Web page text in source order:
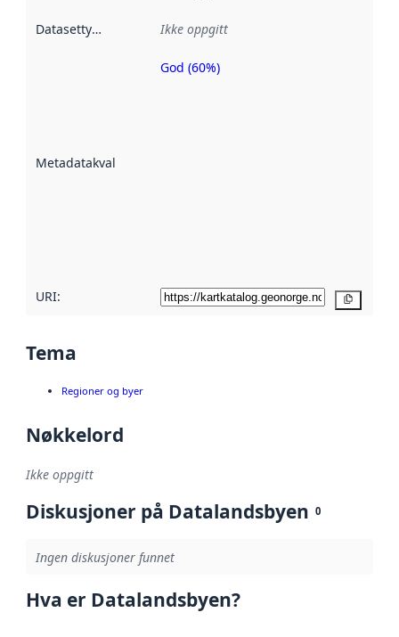
Datasettype Ikke oppgitt
Metadatakvalitet
Metadatakvalitet
God (60%)
URI:
Tema
Regioner og byer
Nøkkelord
Ikke oppgitt
Diskusjoner på Datalandsbyen 0
Ingen diskusjoner funnet
Hva er Datalandsbyen?